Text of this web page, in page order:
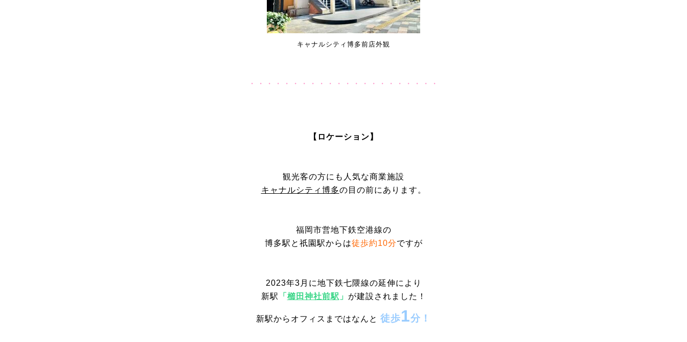
キャナルシティ博多前店外観
・・・・・・・・・・・・・・・・・・・・・・
【ロケーション】
観光客の方にも人気な商業施設
キャナルシティ博多の目の前にあります。
福岡市営地下鉄空港線の
博多駅と祇園駅からは徒歩約10分ですが
2023年3月に地下鉄七隈線の延伸により
新駅 「 櫛田神社前駅 」 が建設されました！
新駅からオフィスまではなんと 徒歩1分！